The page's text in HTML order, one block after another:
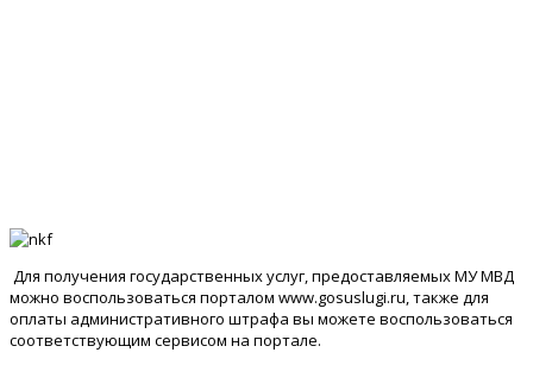
Для получения государственных услуг, предоставляемых МУ МВД
можно воспользоваться порталом www.gosuslugi.ru, также для
оплаты административного штрафа вы можете воспользоваться
соответствующим сервисом на портале.